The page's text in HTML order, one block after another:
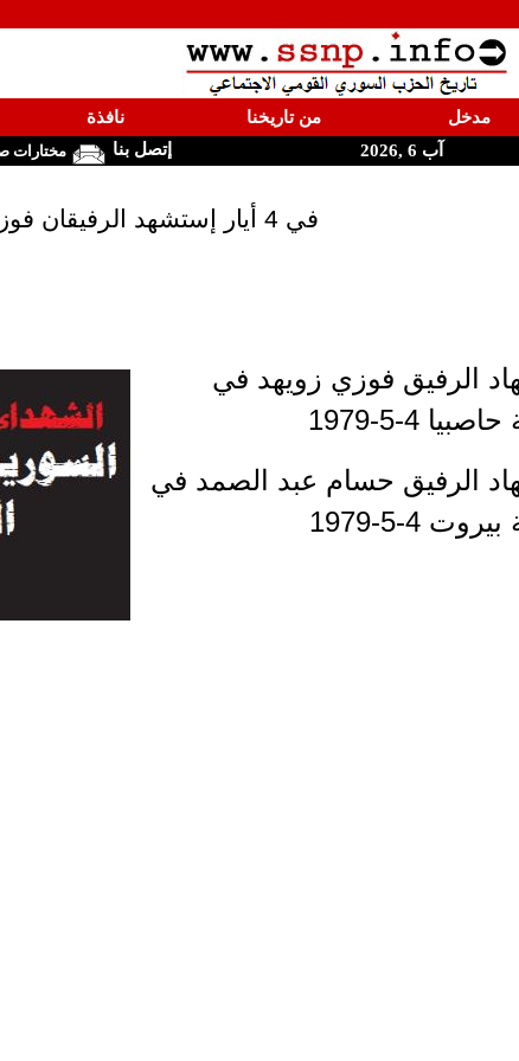
مدخل من تاريخنا نافذة
آب 6 ,2026
إتصل بنا مختارات
في 4 أيار إستشهد الرفيقان فوزي زويهد وحسام عبد الصمد
الرفيق فوزي زويهد في
4-5-1979
الرفيق حسام عبد الصمد في
4-5-1979